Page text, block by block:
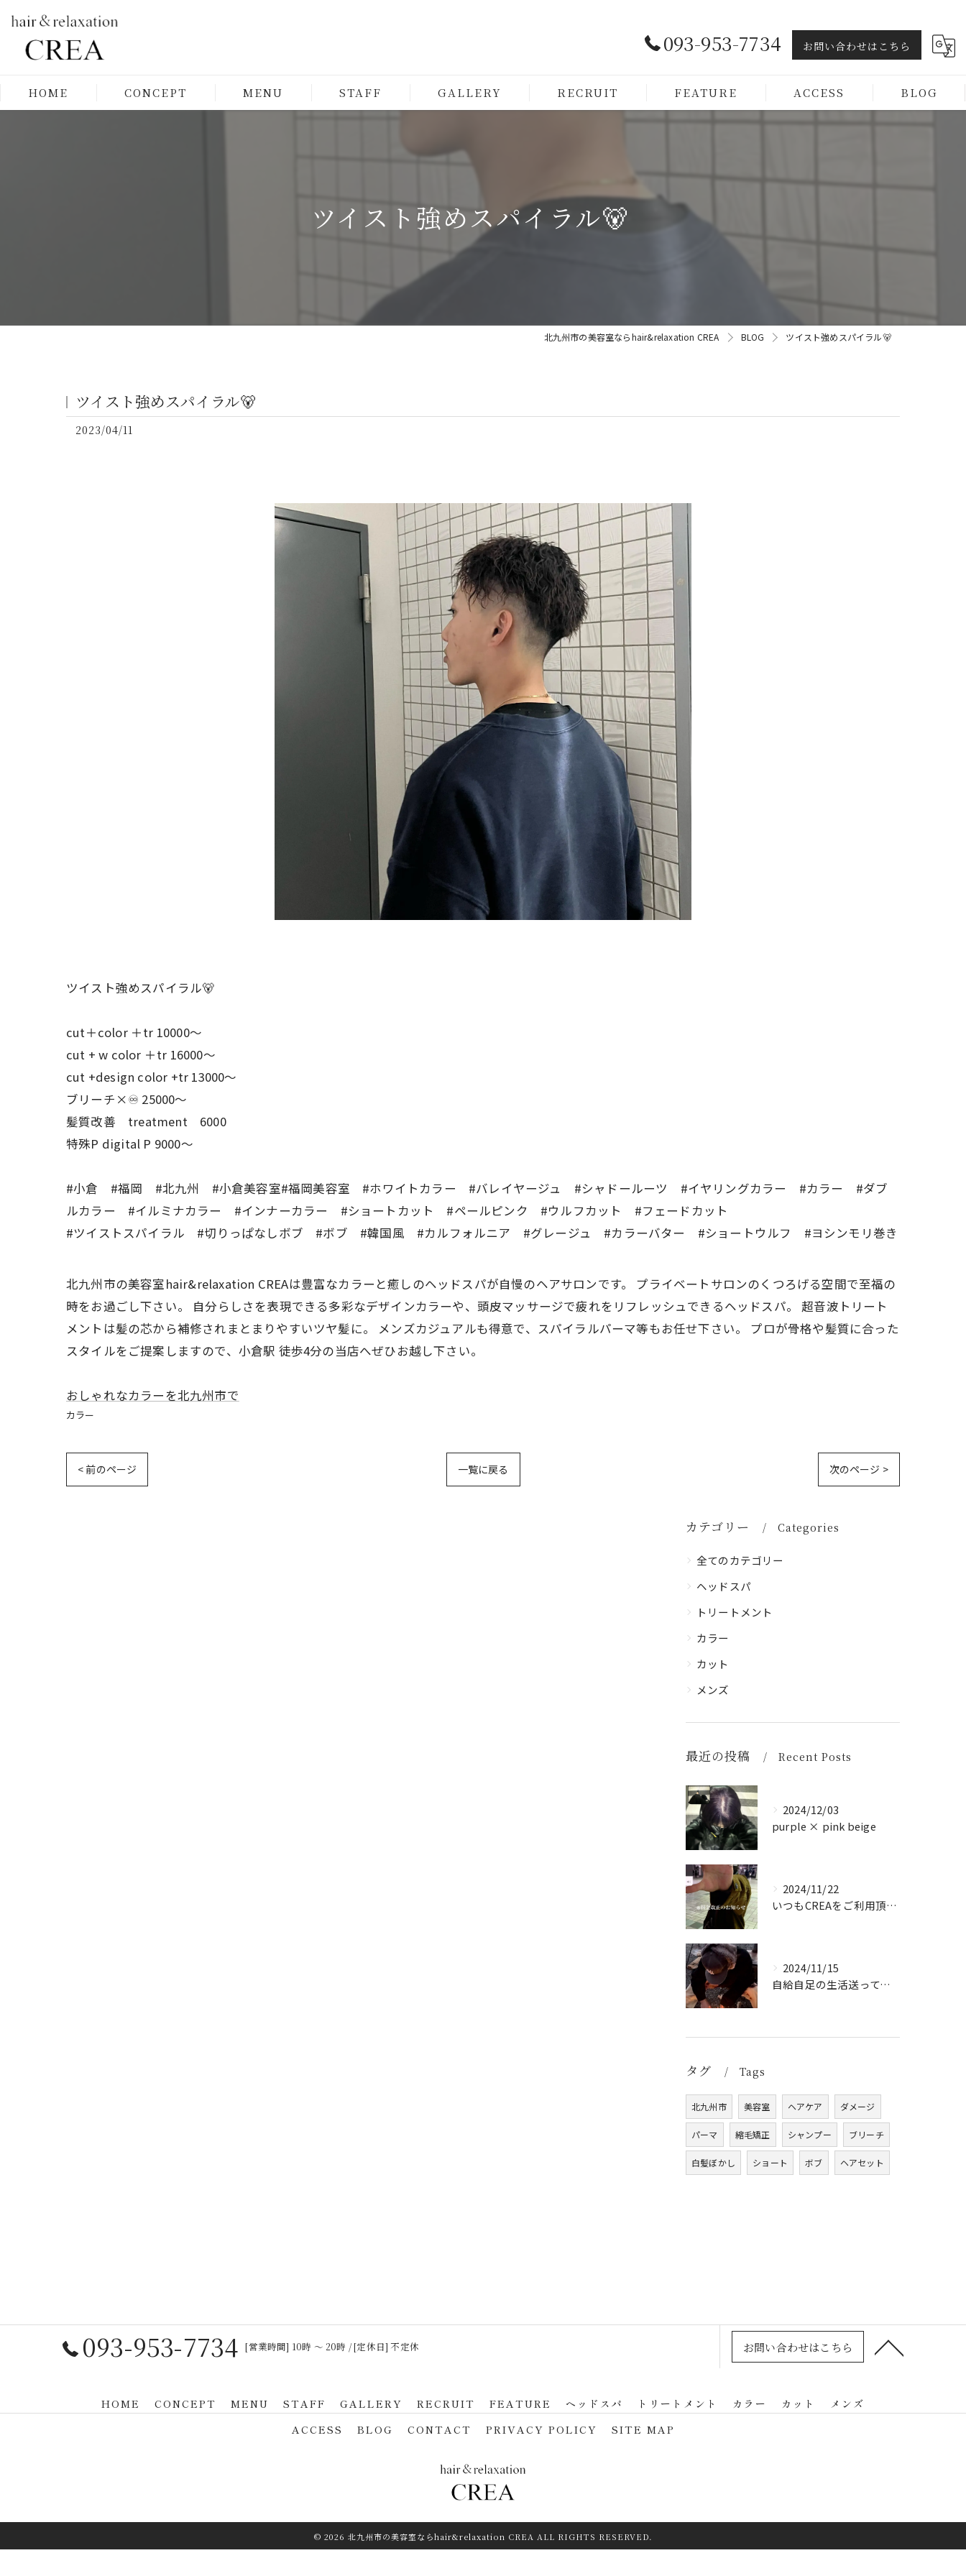
093-953-7734 お問い合わせはこちら
HOME CONCEPT MENU STAFF GALLERY RECRUIT FEATURE
トリートメント
カラー
ACCESS BLOG
ツイスト強めスパイラル🐻
北九州市の美容室ならhair&relaxation CREA BLOG ツイスト強めスパイラル🐻
ツイスト強めスパイラル🐻
2023/04/11
ツイスト強めスパイラル🐻
cut＋color ＋tr 10000〜
cut + w color ＋tr 16000〜
cut +design color +tr 13000〜
ブリーチ×♾ 25000〜
髪質改善 treatment 6000
特殊P digital P 9000〜
#小倉 #福岡 #北九州 #小倉美容室#福岡美容室 #ホワイトカラー #バレイヤージュ #シャドールーツ #イヤリングカラー #カラー #ダブ
ルカラー #イルミナカラー #インナーカラー #ショートカット #ペールピンク #ウルフカット #フェードカット
#ツイストスパイラル #切りっぱなしボブ #ボブ #韓国風 #カルフォルニア #グレージュ #カラーバター #ショートウルフ #ヨシンモリ巻き
北九州市の美容室hair&relaxation CREAは豊富なカラーと癒しのヘッドスパが自慢のヘアサロンです。 プライベートサロンのくつろげる空間で至福の
時をお過ごし下さい。 自分らしさを表現できる多彩なデザインカラーや、頭皮マッサージで疲れをリフレッシュできるヘッドスパ。 超音波トリート
メントは髪の芯から補修されまとまりやすいツヤ髪に。 メンズカジュアルも得意で、スパイラルパーマ等もお任せ下さい。 プロが骨格や髪質に合った
スタイルをご提案しますので、小倉駅 徒歩4分の当店へぜひお越し下さい。
おしゃれなカラーを北九州市で
カラー
< 前のページ 一覧に戻る 次のページ >
カテゴリー Categories
全てのカテゴリー
ヘッドスパ
トリートメント
カラー
カット
メンズ
最近の投稿 Recent Posts
2024/12/03
purple × pink beige
2024/11/22
いつもCREAをご利用頂き誠に有難う御座います！
2024/11/15
自給自足の生活送ってます
タグ Tags
北九州市 美容室 ヘアケア ダメージ
パーマ 縮毛矯正 シャンプー ブリーチ
白髪ぼかし ショート ボブ ヘアセット
093-953-7734 [営業時間] 10時 〜 20時 / [定休日] 不定休 お問い合わせはこちら
HOME CONCEPT MENU STAFF GALLERY RECRUIT FEATURE ヘッドスパ トリートメント カラー カット
メンズ
ACCESS
BLOG CONTACT PRIVACY POLICY SITE MAP
© 2026 北九州市の美容室ならhair&relaxation CREA ALL RIGHTS RESERVED.